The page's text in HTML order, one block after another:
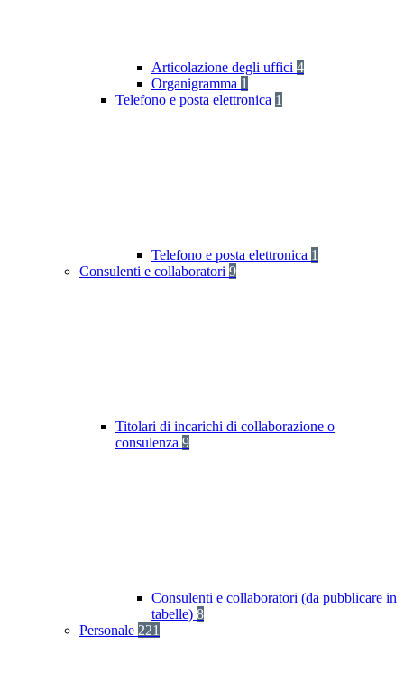
Articolazione degli uffici 4
Organigramma 1
Telefono e posta elettronica 1
Telefono e posta elettronica 1
Consulenti e collaboratori 9
Titolari di incarichi di collaborazione o
consulenza 9
Consulenti e collaboratori (da pubblicare in
tabelle) 8
Personale 221